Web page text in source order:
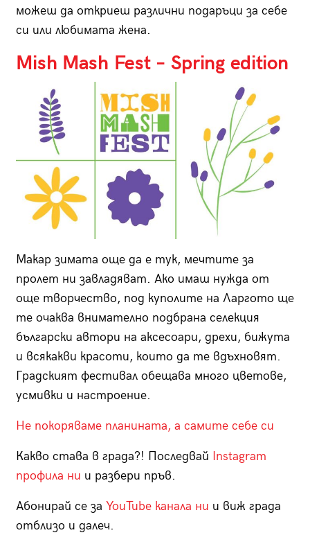
можеш да откриеш различни подаръци за себе
си или любимата жена.
Mish Mash Fest – Spring edition
Макар зимата още да е тук, мечтите за
пролет ни завладяват. Ако имаш нужда от
още творчество, под куполите на Ларгото ще
те очаква внимателно подбрана селекция
български автори на аксесоари, дрехи, бижута
и всякакви красоти, които да те вдъхновят.
Градският фестивал обещава много цветове,
усмивки и настроение.
Не покоряваме планината, а самите себе си
Какво става в града?! Последвай Instagram
профила ни и разбери пръв.
Абонирай се за YouTube канала ни и виж града
отблизо и далеч.